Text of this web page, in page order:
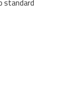
standard